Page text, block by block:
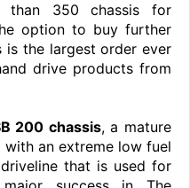
than 350 chassis for
option to buy further
is the largest order ever
drive products from
200 chassis, a mature
an extreme low fuel
that is used for